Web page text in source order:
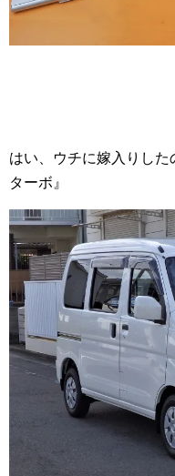
はい、ウチに嫁入りし
ターボ』